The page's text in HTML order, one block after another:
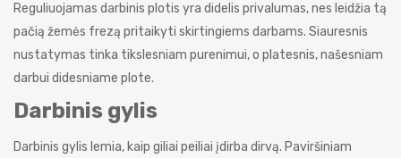
Reguliuojamas darbinis plotis yra didelis privalumas, nes leidžia tą
pačią žemės frezą pritaikyti skirtingiems darbams. Siauresnis
nustatymas tinka tikslesniam purenimui, o platesnis, našesniam
darbui didesniame plote.
Darbinis gylis
Darbinis gylis lemia, kaip giliai peiliai įdirba dirvą. Paviršiniam